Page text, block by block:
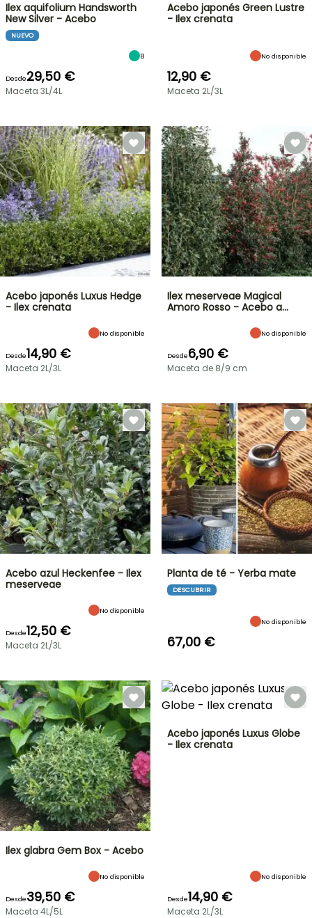
Ilex aquifolium Handsworth
New Silver - Acebo
NUEVO
8
Desde29,50 €
Maceta 3L/4L
Acebo japonés Green Lustre
- Ilex crenata
No disponible
12,90 €
Maceta 2L/3L
Acebo japonés Luxus Hedge
- Ilex crenata
No disponible
Desde14,90 €
Maceta 2L/3L
Ilex meserveae Magical
Amoro Rosso - Acebo a…
No disponible
Desde6,90 €
Maceta de 8/9 cm
Acebo azul Heckenfee - Ilex
meserveae
No disponible
Desde12,50 €
Maceta 2L/3L
Planta de té - Yerba mate
DESCUBRIR
No disponible
67,00 €
Ilex glabra Gem Box - Acebo
No disponible
Desde39,50 €
Maceta 4L/5L
Acebo japonés Luxus Globe
- Ilex crenata
No disponible
Desde14,90 €
Maceta 2L/3L